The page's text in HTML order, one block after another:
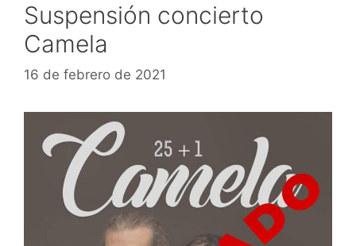
Suspensión concierto
Camela
16 de febrero de 2021